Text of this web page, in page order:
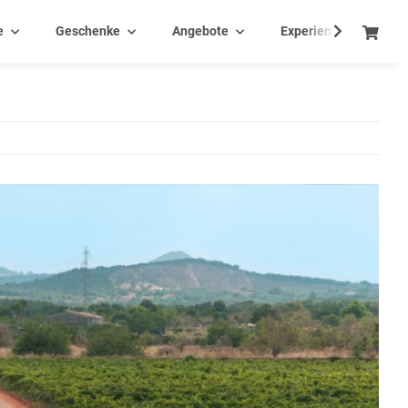
Geschenke Angebote Experience - Events